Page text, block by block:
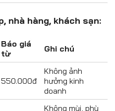
nhà hàng, khách sạn:
Báo giá
từ
Ghi chú
550.000đ
Không ảnh
hưởng kinh
doanh
Không mùi, phù